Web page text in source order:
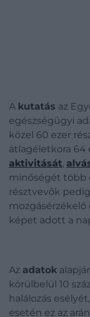
A kutatás az
egészségügyi
közel 60 ezer
átlagéletkora 64
aktivitását,
minőségét több
résztvevők
képet adott a
Az adatok
körülbelül 10
halálozás
esetén ez az